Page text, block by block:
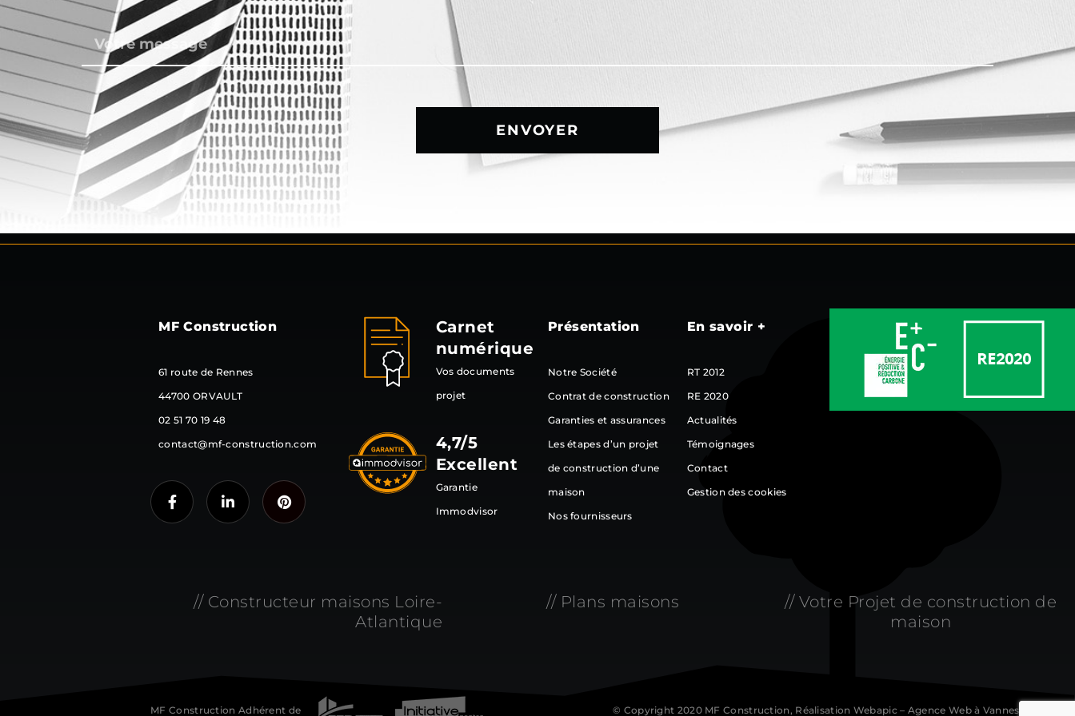
ENVOYER
MF Construction
61 route de Rennes
44700 ORVAULT
02 51 70 19 48
contact@mf-construction.com
Carnet
numérique
Vos documents
projet
4,7/5
Excellent
Garantie
Immodvisor
Présentation
Notre Société
Contrat de construction
Garanties et assurances
Les étapes d’un projet
de construction d’une
maison
Nos fournisseurs
En savoir +
RT 2012
RE 2020
Actualités
Témoignages
Contact
Gestion des cookies
// Constructeur maisons Loire-
Atlantique
// Plans maisons
// Votre Projet de construction de
maison
MF Construction Adhérent de © Copyright 2020 MF Construction, Réalisation Webapic – Agence Web à Vannes